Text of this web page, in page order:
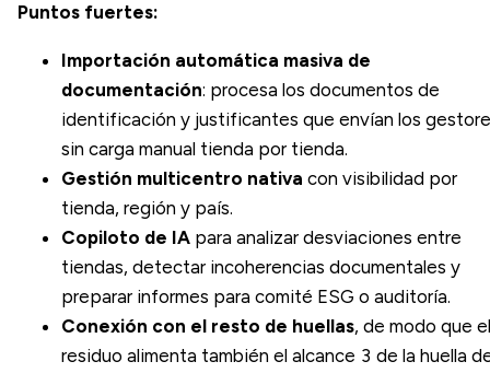
Puntos fuertes:
Importación automática masiva de
documentación: procesa los documentos de
identificación y justificantes que envían los
sin carga manual tienda por tienda.
Gestión multicentro nativa con visibilidad por
tienda, región y país.
Copiloto de IA para analizar desviaciones entre
tiendas, detectar incoherencias documentales y
preparar informes para comité ESG o auditoría.
Conexión con el resto de huellas, de modo que el
residuo alimenta también el alcance 3 de la huella